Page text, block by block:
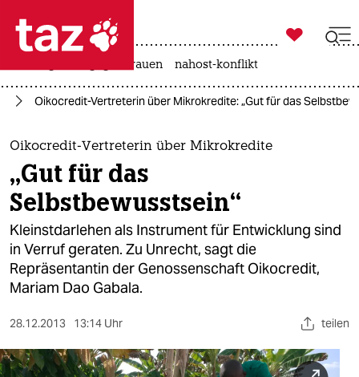
 taz zahl ich
taz zahl ich
themen
politik
öko
gesellschaft
kultur
sport
berlin

taz zahl ich
gewalt gegen frauen nahost-konflikt
Oikocredit-Vertreterin über Mikrokredite: „Gut für das
Oikocredit-Vertreterin über Mikrokredite
„Gut für das
Selbstbewusstsein“
Kleinstdarlehen als Instrument für Entwicklung sind
in Verruf geraten. Zu Unrecht, sagt die
Repräsentantin der Genossenschaft Oikocredit,
Mariam Dao Gabala.
28.12.2013 13:14 Uhr teilen